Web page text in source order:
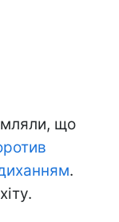
що
.